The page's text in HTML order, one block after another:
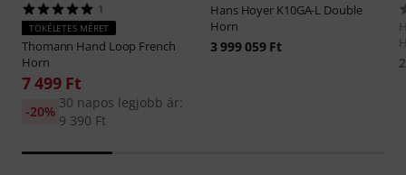
1
TÖKÉLETES MÉRET
Thomann Hand Loop French
Horn
7 499 Ft
30 napos legjobb ár:
9 390 Ft
-20%
Hans Hoyer K10GA-L Double
Horn
3 999 059 Ft